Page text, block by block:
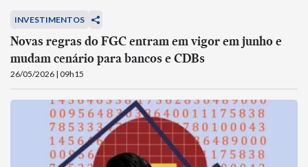
INVESTIMENTOS
Novas regras do FGC entram em vigor em junho e
mudam cenário para bancos e CDBs
26/05/2026 | 09h15